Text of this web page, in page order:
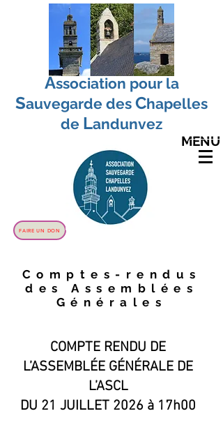
Association pour la
Sauvegarde des Chapelles
de Landunvez
FAIRE UN DON
MENU
Comptes-rendus
des Assemblées
Générales
COMPTE RENDU DE
L’ASSEMBLÉE GÉNÉRALE DE
L’ASCL
DU 21 JUILLET 2026 à 17h00